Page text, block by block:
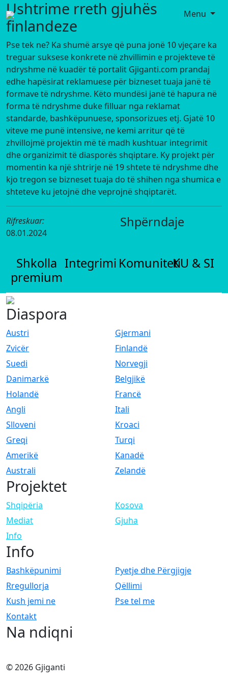
Menu
Ushtrime rreth gjuhës
finlandeze
Pse tek ne? Ka shumë arsye që puna jonë 10 vjeçare ka
treguar suksese konkrete në zhvillimin e projekteve të
ndryshme në kuadër të portalit Gjiganti.com prandaj
edhe hapësirat reklamuese për bizneset tuaja janë të
formave të ndryshme. Këto mundësi janë të hapura në
forma të ndryshme duke filluar nga reklamat
standarde, bashkëpunuese, sponsorizues etj. Gjatë 10
viteve me punë intensive, ne kemi arritur që të
zhvillojmë projektin më të madh kushtuar integrimit
dhe organizimit të diasporës shqiptare. Ky projekt për
momentin ka një shtrirje në 19 shtete të ndryshme dhe
kjo tregon se bizneset tuaja do të shihen nga shumica e
shteteve ku jetojnë dhe veprojnë shqiptarët.
Rifreskuar:
08.01.2024
Shpërndaje
Shkolla
premium
Integrimi KomunitetiKU & SI
Diaspora
Austri
Gjermani
Zvicër
Finlandë
Suedi
Norvegji
Danimarkë
Belgjikë
Holandë
Francë
Angli
Itali
Slloveni
Kroaci
Greqi
Turqi
Amerikë
Kanadë
Australi
Zelandë
Projektet
Shqipëria
Kosova
Mediat
Gjuha
Info
Info
Bashkëpunimi
Pyetje dhe Përgjigje
Rregullorja
Qëllimi
Kush jemi ne
Pse tel me
Kontakt
Na ndiqni
© 2026 Gjiganti